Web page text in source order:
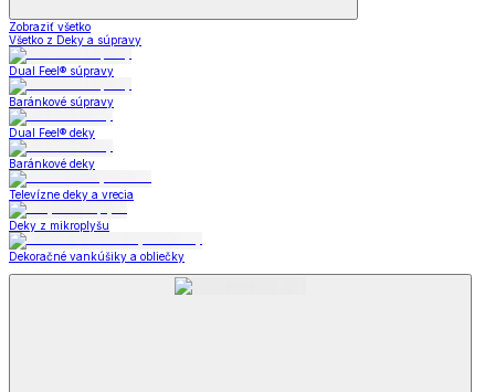
Zobraziť všetko
Všetko z Deky a súpravy
Dual Feel® súpravy
Baránkové súpravy
Dual Feel® deky
Baránkové deky
Televízne deky a vrecia
Deky z mikroplyšu
Dekoračné vankúšiky a obliečky